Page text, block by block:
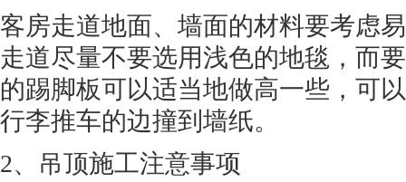
客房走道地面、墙面的材料要考虑
走道尽量不要选用浅色的地毯，而
的踢脚板可以适当地做高一些，可
行李推车的边撞到墙纸。
2、吊顶施工注意事项